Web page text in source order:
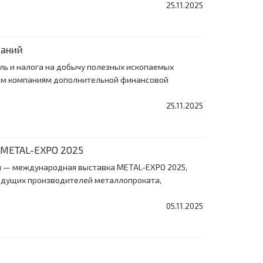
25.11.2025
и налога на добычу полезных ископаемых
компаниям дополнительной финансовой
25.11.2025
EXPO 2025
международная выставка METAL-EXPO 2025,
производителей металлопроката,
05.11.2025